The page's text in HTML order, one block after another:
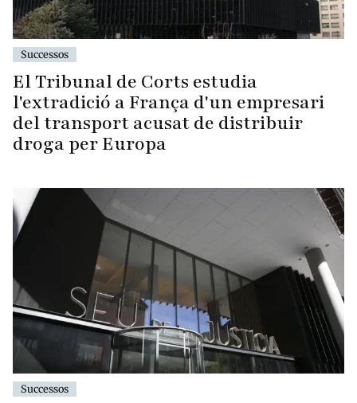
Successos
El Tribunal de Corts estudia
l'extradició a França d'un empresari
del transport acusat de distribuir
droga per Europa
Successos